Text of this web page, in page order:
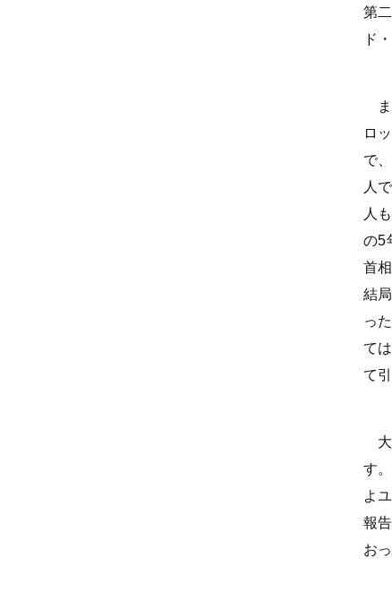
第
ド
ま
ロ
で
人
人
の5
首
結
っ
て
て
大
す
よ
報
お